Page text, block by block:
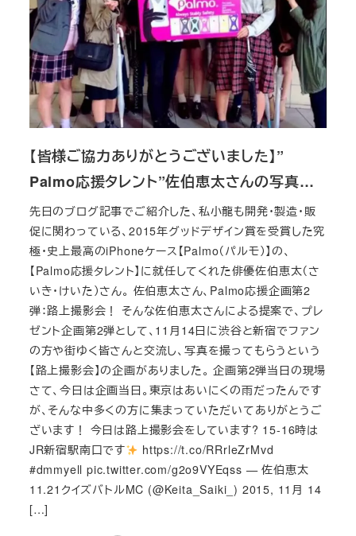
【皆様ご協力ありがとうございました】”
Palmo応援タレント”佐伯恵太さんの写真…
先日のブログ記事でご紹介した、私小龍も開発・製造・販
促に関わっている、2015年グッドデザイン賞を受賞した究
極・史上最高のiPhoneケース【Palmo（パルモ）】の、
【Palmo応援タレント】に就任してくれた俳優佐伯恵太（さ
いき・けいた）さん。 佐伯恵太さん、Palmo応援企画第2
弾：路上撮影会！ そんな佐伯恵太さんによる提案で、プレ
ゼント企画第2弾として、11月14日に渋谷と新宿でファン
の方や街ゆく皆さんと交流し、写真を撮ってもらうという
【路上撮影会】の企画がありました。 企画第2弾当日の現場
さて、今日は企画当日。東京はあいにくの雨だったんです
が、そんな中多くの方に集まっていただいてありがとうご
ざいます！ 今日は路上撮影会をしています? 15-16時は
JR新宿駅南口です
https://t.co/RRrleZrMvd
#dmmyell pic.twitter.com/g2o9VYEqss — 佐伯恵太
11.21クイズバトルMC (@Keita_Saiki_) 2015, 11月 14
[…]